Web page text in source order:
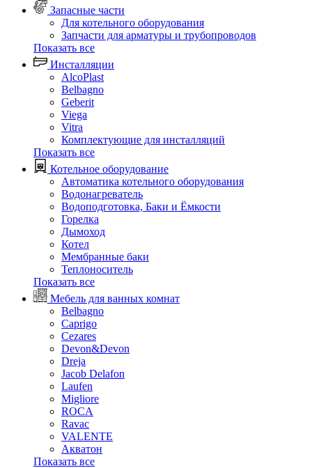
Запасные части
Для котельного оборудования
Запчасти для арматуры и трубопроводов
Показать все
Инсталляции
AlcoPlast
Belbagno
Geberit
Viega
Vitra
Комплектующие для инсталляций
Показать все
Котельное оборудование
Автоматика котельного оборудования
Водонагреватель
Водоподготовка, Баки и Ёмкости
Горелка
Дымоход
Котел
Мембранные баки
Теплоноситель
Показать все
Мебель для ванных комнат
Belbagno
Caprigo
Cezares
Devon&Devon
Dreja
Jacob Delafon
Laufen
Migliore
ROCA
Rаvac
VALENTE
Акватон
Показать все